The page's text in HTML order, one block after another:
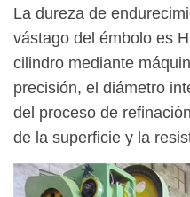
La dureza de
vástago del émbolo es
cilindro mediante
precisión, el diámetro
del proceso de
de la superficie y la